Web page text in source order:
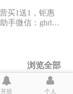
开班 个人